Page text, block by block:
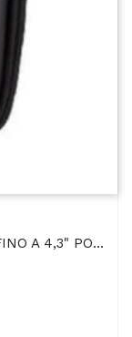
CUSTODIA RIGIDA Per NAVIGATORI FINO A 4,3" POLLICI COLORE NERO